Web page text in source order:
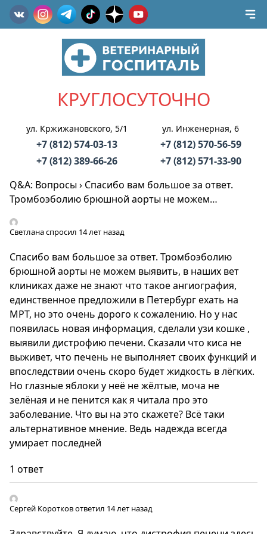
КРУГЛОСУТОЧНО
ул. Кржижановского, 5/1
+7 (812) 574-03-13
+7 (812) 389-66-26
ул. Инженерная, 6
+7 (812) 570-56-59
+7 (812) 571-33-90
Q&A: Вопросы› Спасибо вам большое за ответ.
Тромбоэболию брюшной аорты не можем…
Светланаспросил 14 лет назад
Спасибо вам большое за ответ. Тромбоэболию
брюшной аорты не можем выявить, в наших вет
клиниках даже не знают что такое ангиография,
единственное предложили в Петербург ехать на
МРТ, но это очень дорого к сожалению. Но у нас
появилась новая информация, сделали узи кошке ,
выявили дистрофию печени. Сказали что киса не
выживет, что печень не выполняет своих функций и
впоследствии очень скоро будет жидкость в лёгких.
Но глазные яблоки у неё не жёлтые, моча не
зелёная и не пенится как я читала про это
заболевание. Что вы на это скажете? Всё таки
альтернативное мнение. Ведь надежда всегда
умирает последней
1 ответ
Сергей Коротковответил 14 лет назад